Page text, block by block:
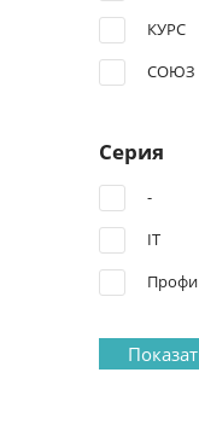
КУРС
СОЮЗ
Серия
-
IT
Профи